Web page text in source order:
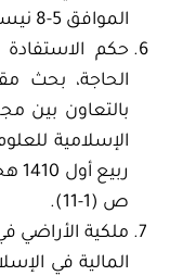
الموافق 5-8 نيسان 1987 ميلادية، ص (1-29).
حكم
الحاجة، بحث
بالتعاون بين
ص (1-11).
ملكية الأراضي
المالية في